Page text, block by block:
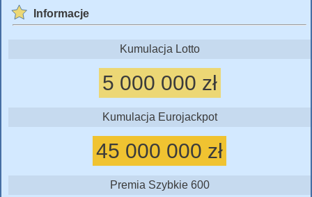
Informacje
Kumulacja Lotto
5 000 000 zł
Kumulacja Eurojackpot
45 000 000 zł
Premia Szybkie 600